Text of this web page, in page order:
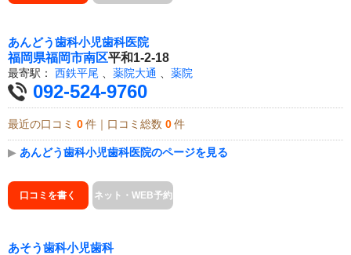
あんどう歯科小児歯科医院
福岡県福岡市南区平和1-2-18
最寄駅： 西鉄平尾 薬院大通 薬院
092-524-9760
最近の口コミ 0 件｜口コミ総数 0 件
▶ あんどう歯科小児歯科医院のページを見る
口コミを書く ネット・WEB予約
あそう歯科小児歯科